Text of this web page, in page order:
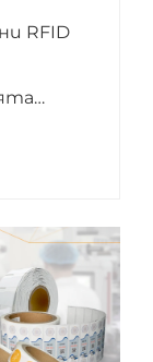
RFID
2000
бележи